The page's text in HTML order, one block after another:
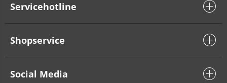
Servicehotline
Shopservice
Social Media